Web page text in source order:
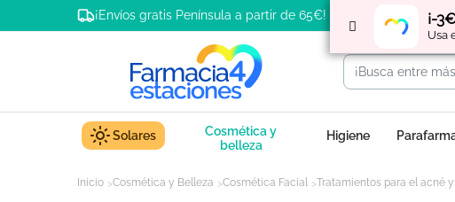
¡-
Usa
¡Envíos gratis Península a partir de 65€!
Solares
Cosmética y
belleza
Higiene
Inicio Cosmética y Belleza Cosmética Facial Tratamientos para el acné